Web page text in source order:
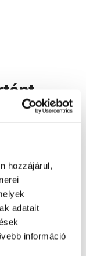
hozzájárul,
adatait
információ